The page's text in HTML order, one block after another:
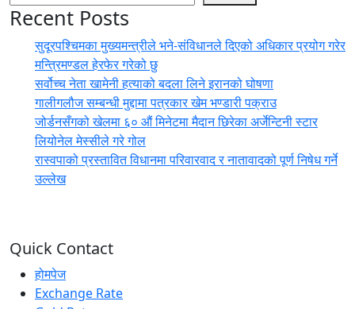
Recent Posts
सुदूरपश्चिमका मुख्यमन्त्रीले भने-संविधानले दिएको अधिकार प्रयोग गरेर
मन्त्रिमण्डल हेरफेर गरेको छु
सर्वोच्च नेता खामेनी हत्याको बदला लिने इरानको घोषणा
गालीगलौज सम्बन्धी मुद्दामा पत्रकार खेम भण्डारी पक्राउ
जोर्डनसँगको खेलमा ६० औं मिनेटमा मैदान छिरेका अर्जेन्टिनी स्टार
लियोनेल मेस्सीले गरे गोल
रास्वपाको प्रस्तावित विधानमा परिवारवाद र नातावादको पूर्ण निषेध गर्ने
उल्लेख
Quick Contact
होमपेज
Exchange Rate